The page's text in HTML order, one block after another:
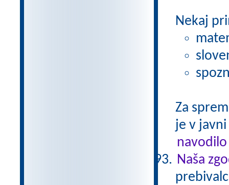
Nekaj
Za
je v
navodilo
Naša